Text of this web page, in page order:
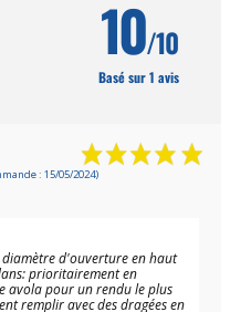
10/10
Basé sur 1 avis
: 15/05/2024)
diamètre d'ouverture en haut
prioritairement en
avola pour un rendu le plus
remplir avec des dragées en